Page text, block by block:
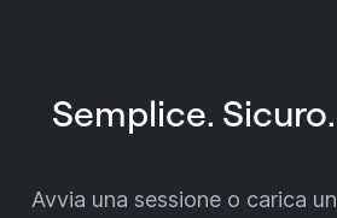
Semplice.
Avvia una sessione o carica